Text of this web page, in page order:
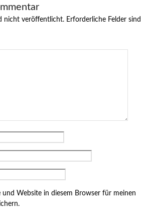
nicht veröffentlicht. Erforderliche Felder sind
und Website in diesem Browser für meinen